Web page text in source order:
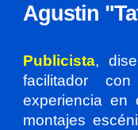
Agustin
Publicista,
facilitador
experiencia en
montajes